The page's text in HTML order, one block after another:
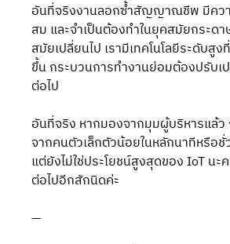
อันที่จริงงานลอกซ้ำสัญญาณชีพ มีคว
สม และจำเป็นต้องทำในยุคสมัยกระด
สมัยเปลี่ยนไป เรามีเทคโนโลยีระดับสูง
ขึ้น กระบวนการทำงานย่อมต้องปรับ
ต่อไป
อันที่จริง หากมองจากมุมผู้บริหารแล้ว
จากคนตัวเล็กตัวน้อยในหลักนาทีหรือชั่
แต่ยังไม่ใช่ประโยชน์สูงสุดของ IoT นะ
ต่อไปอีกสักนิดค่ะ
—